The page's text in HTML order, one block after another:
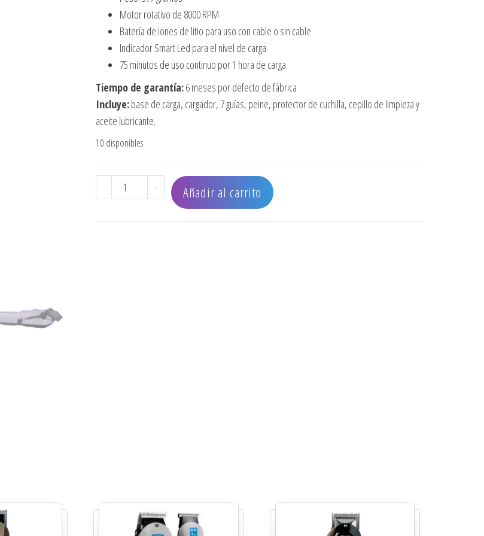
Motor rotativo de 8000 RPM
Batería de iones de litio para uso con cable o sin cable
Indicador Smart Led para el nivel de carga
75 minutos de uso continuo por 1 hora de carga
Tiempo de garantía:6 meses por defecto de fábrica
Incluye:base de carga, cargador, 7 guías, peine, protector de cuchilla, cepillo de limpieza y
aceite lubricante.
10 disponibles
- CORTADORA SENIOR INALÁMBRICA 2.0 cantidad
+ Añadir al carrito